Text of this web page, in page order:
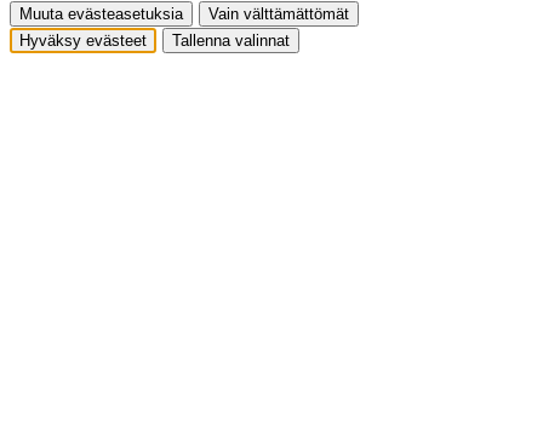
Muuta evästeasetuksia
Vain välttämättömät
Hyväksy evästeet
Tallenna valinnat